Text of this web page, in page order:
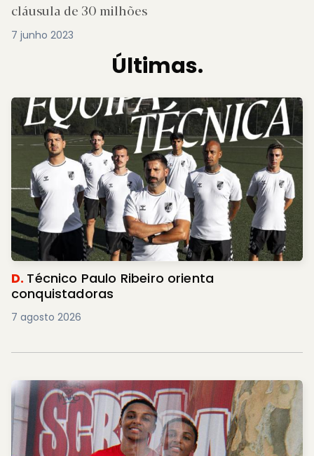
cláusula de 30 milhões
7 junho 2023
Últimas.
D. Técnico Paulo Ribeiro orienta
conquistadoras
7 agosto 2026